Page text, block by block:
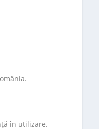
în utilizare.